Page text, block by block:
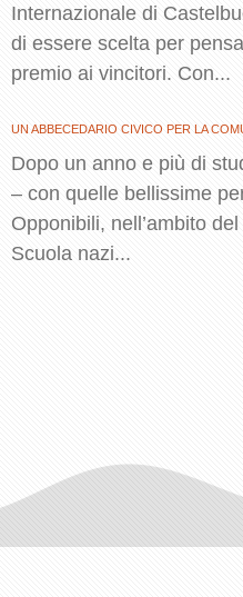
Internazionale di
di essere scelta per
premio ai vincitori. Con...
UN ABBECEDARIO CIVICO PER LA
Dopo un anno e più di
– con quelle bellissime
Opponibili, nell’ambito
Scuola nazi...